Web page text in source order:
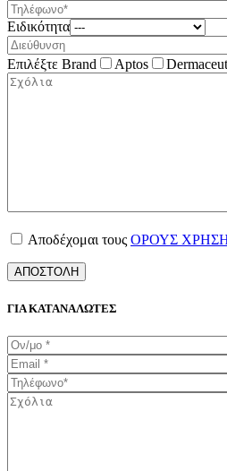
Ειδικότητα
Επιλέξτε Brand Aptos
Αποδέχομαι τους ΟΡΟΥΣ
ΓΙΑ ΚΑΤΑΝΑΛΩΤΕΣ